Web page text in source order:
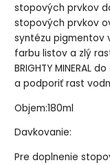
stopových prvkov
stopových prvkov
syntézu pigmentov
farbu listov a zlý
BRIGHTY
a podporiť rast
Objem:180ml
Davkovanie:
Pre doplnenie